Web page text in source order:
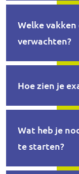
Welke
verwachten?
Hoe zien je
Wat heb je
te starten?